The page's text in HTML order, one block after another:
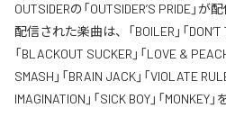
OUTSIDERの「OUTSIDER’S PRIDE」
配信された楽曲は、「BOILER」「DON’T
「BLACKOUT SUCKER」「LOVE &
SMASH」「BRAIN JACK」「VIOLATE
IMAGINATION」「SICK BOY」「